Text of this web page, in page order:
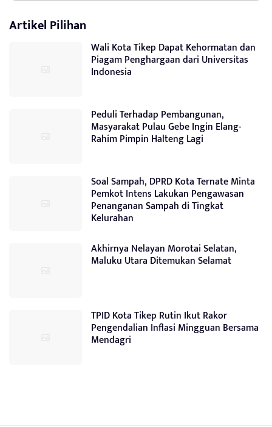
Artikel Pilihan
Wali Kota Tikep Dapat Kehormatan dan
Piagam Penghargaan dari Universitas
Indonesia
Peduli Terhadap Pembangunan,
Masyarakat Pulau Gebe Ingin Elang-
Rahim Pimpin Halteng Lagi
Soal Sampah, DPRD Kota Ternate Minta
Pemkot Intens Lakukan Pengawasan
Penanganan Sampah di Tingkat
Kelurahan
Akhirnya Nelayan Morotai Selatan,
Maluku Utara Ditemukan Selamat
TPID Kota Tikep Rutin Ikut Rakor
Pengendalian Inflasi Mingguan Bersama
Mendagri